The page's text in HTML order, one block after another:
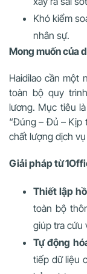
Khó kiểm
nhân sự.
Mong muốn của
Haidilao cần một
toàn bộ quy
lương. Mục tiêu
“Đúng – Đủ – Kịp
chất lượng dịch
Giải pháp từ
Thiết lập
toàn bộ
giúp tra cứu
Tự động
tiếp dữ liệu